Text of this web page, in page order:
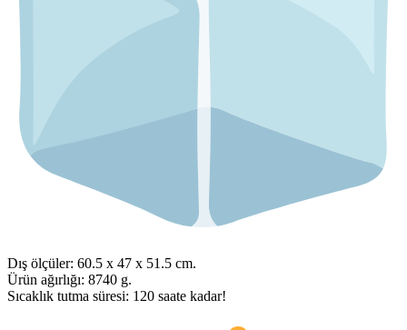
Dış ölçüler: 60.5 x 47 x 51.5 cm.
Ürün ağırlığı: 8740 g.
Sıcaklık tutma süresi: 120 saate kadar!